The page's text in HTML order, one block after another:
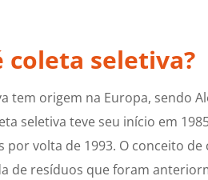
coleta seletiva?
tem origem na Europa, sendo
seletiva teve seu início em
por volta de 1993. O conceito
de resíduos que foram